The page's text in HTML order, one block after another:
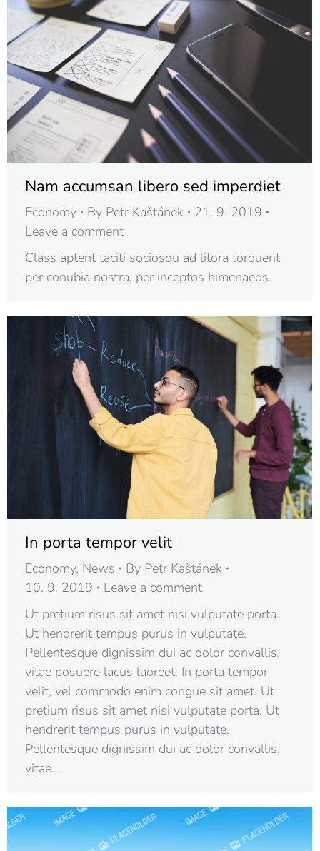
Nam accumsan libero sed imperdiet
Economy By Petr Kaštánek
21. 9. 2019
Leave a comment
Class aptent taciti sociosqu ad litora torquent
per conubia nostra, per inceptos himenaeos.
In porta tempor velit
Economy, News By Petr Kaštánek
10. 9. 2019
Leave a comment
Ut pretium risus sit amet nisi vulputate porta.
Ut hendrerit tempus purus in vulputate.
Pellentesque dignissim dui ac dolor convallis,
vitae posuere lacus laoreet. In porta tempor
velit, vel commodo enim congue sit amet. Ut
pretium risus sit amet nisi vulputate porta. Ut
hendrerit tempus purus in vulputate.
Pellentesque dignissim dui ac dolor convallis,
vitae…